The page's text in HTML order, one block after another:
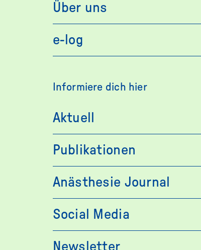
Über uns
e-log
Informiere dich hier
Aktuell
Publikationen
Anästhesie Journal
Social Media
Newsletter